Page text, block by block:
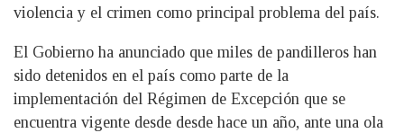
violencia y el crimen como principal problema del país.
El Gobierno ha anunciado que miles de pandilleros han
sido detenidos en el país como parte de la
implementación del Régimen de Excepción que se
encuentra vigente desde desde hace un año, ante una ola